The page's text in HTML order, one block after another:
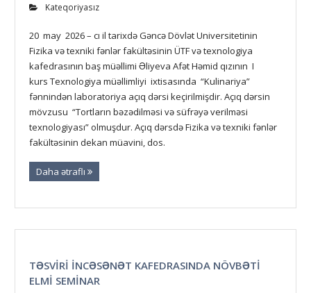
Kateqoriyasız
20 may 2026 – cı il tarixdə Gəncə Dövlət Universitetinin
Fizika və texniki fənlər fakültəsinin ÜTF və texnologiya
kafedrasının baş müəllimi Əliyeva Afət Həmid qızının I
kurs Texnologiya müəllimliyi ixtisasında “Kulinariya”
fənnindən laboratoriya açıq dərsi keçirilmişdir. Açıq dərsin
mövzusu “Tortların bəzədilməsi və süfrəyə verilməsi
texnologiyası” olmuşdur. Açıq dərsdə Fizika və texniki fənlər
fakültəsinin dekan müavini, dos.
Daha ətraflı
TƏSVIRI INCƏSƏNƏT KAFEDRASINDA NÖVBƏTI
ELMI SEMINAR